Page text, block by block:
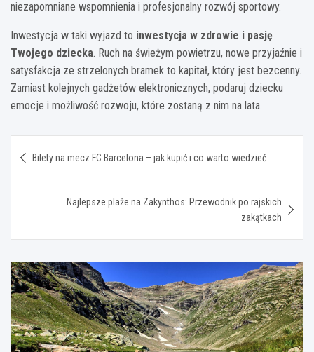
niezapomniane wspomnienia i profesjonalny rozwój sportowy.
Inwestycja w taki wyjazd to inwestycja w zdrowie i pasję
Twojego dziecka. Ruch na świeżym powietrzu, nowe przyjaźnie i
satysfakcja ze strzelonych bramek to kapitał, który jest bezcenny.
Zamiast kolejnych gadżetów elektronicznych, podaruj dziecku
emocje i możliwość rozwoju, które zostaną z nim na lata.
wpisu
Bilety na mecz FC Barcelona – jak kupić i co warto wiedzieć
Najlepsze plaże na Zakynthos: Przewodnik po rajskich
zakątkach